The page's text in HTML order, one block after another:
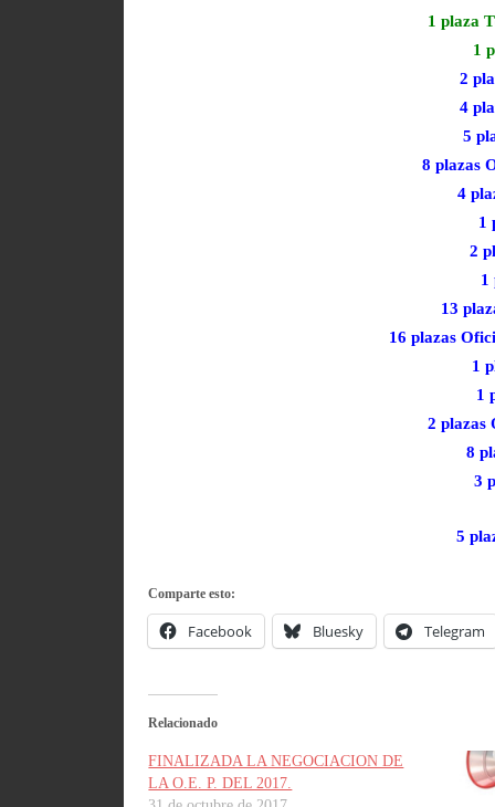
1 plaza
1
2
4
5
8 plazas
4
1
2
1
13
16 plazas
1
1
2 plazas
8
3
5
Comparte esto:
Facebook Bluesky Telegram
Relacionado
FINALIZADA LA NEGOCIACION DE
LA O.E. P. DEL 2017.